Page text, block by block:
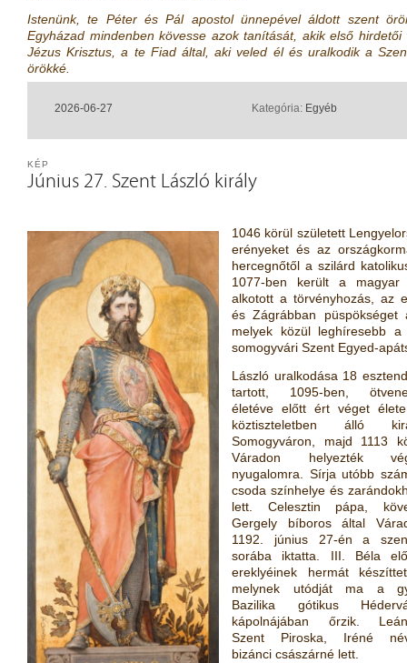
Istenünk, te Péter és Pál apostol ünnepével áldott szent
Egyházad mindenben kövesse azok tanítását, akik első
Jézus Krisztus, a te Fiad által, aki veled él és uralkodik a
örökké.
2026-06-27 Kategória: Egyéb
Június 27. Szent László király
KÉP
1046 körül született
erényeket és az
hercegnőtől a szilárd
1077-ben került a magyar
alkotott a törvényhozás, az
és Zágrábban
melyek közül leghíresebb
somogyvári Szent Egyed-
László uralkodása 18
tartott, 1095-ben,
életéve előtt ért véget
köztiszteletben álló
Somogyváron, majd 1113
Váradon helyezték
nyugalomra. Sírja utóbb
csoda színhelye és
lett. Celesztin pápa,
Gergely bíboros által
1192. június 27-én a
sorába iktatta. III. Béla
ereklyéinek hermát
melynek utódját ma a
Bazilika gótikus
kápolnájában őrzik.
Szent Piroska, Iréné
bizánci császárné lett.